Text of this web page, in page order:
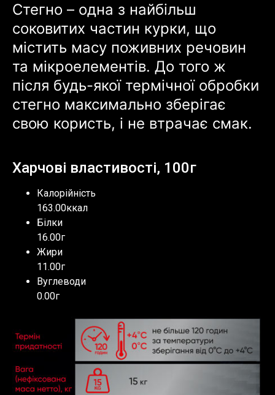
Стегно – одна з найбільш
соковитих частин курки, що
містить масу поживних речовин
та мікроелементів. До того ж
після будь-якої термічної обробки
стегно максимально зберігає
свою користь, і не втрачає смак.
Харчові властивості, 100г
Калорійність
163.00ккал
Білки
16.00г
Жири
11.00г
Вуглеводи
0.00г